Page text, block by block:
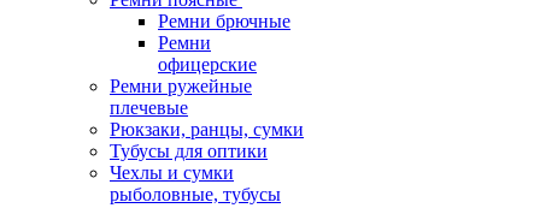
Ремни брючные
Ремни
офицерские
Ремни ружейные
плечевые
Рюкзаки, ранцы, сумки
Тубусы для оптики
Чехлы и сумки
рыболовные, тубусы